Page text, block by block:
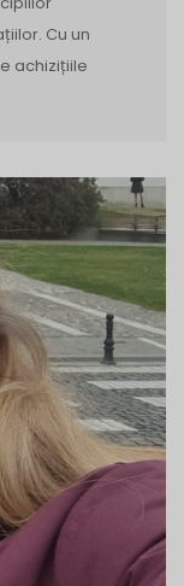
Cu un
achizițiile